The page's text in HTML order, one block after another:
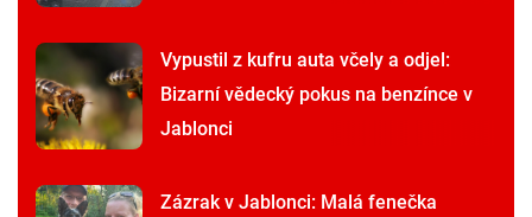
Vypustil z kufru auta včely a odjel:
Bizarní vědecký pokus na benzínce v
Jablonci
Zázrak v Jablonci: Malá fenečka